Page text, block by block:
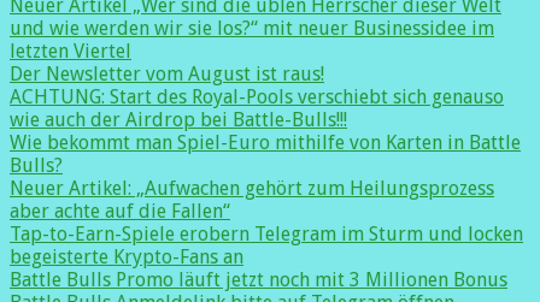
Neuer Artikel „Wer sind die üblen Herrscher dieser Welt
und wie werden wir sie los?“ mit neuer Businessidee im
letzten Viertel
Der Newsletter vom August ist raus!
ACHTUNG: Start des Royal-Pools verschiebt sich genauso
wie auch der Airdrop bei Battle-Bulls!!!
Wie bekommt man Spiel-Euro mithilfe von Karten in Battle
Bulls?
Neuer Artikel: „Aufwachen gehört zum Heilungsprozess
aber achte auf die Fallen“
Tap-to-Earn-Spiele erobern Telegram im Sturm und locken
begeisterte Krypto-Fans an
Battle Bulls Promo läuft jetzt noch mit 3 Millionen Bonus